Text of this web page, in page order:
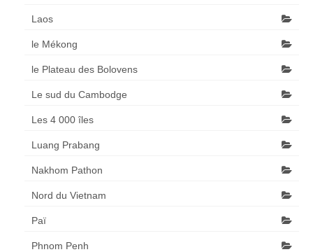
Laos
le Mékong
le Plateau des Bolovens
Le sud du Cambodge
Les 4 000 îles
Luang Prabang
Nakhom Pathon
Nord du Vietnam
Paï
Phnom Penh